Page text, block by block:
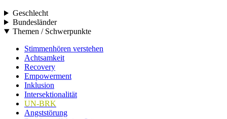
Geschlecht
Bundesländer
Themen / Schwerpunkte
Stimmenhören verstehen
Achtsamkeit
Recovery
Empowerment
Inklusion
Intersektionalität
UN-BRK
Angststörung